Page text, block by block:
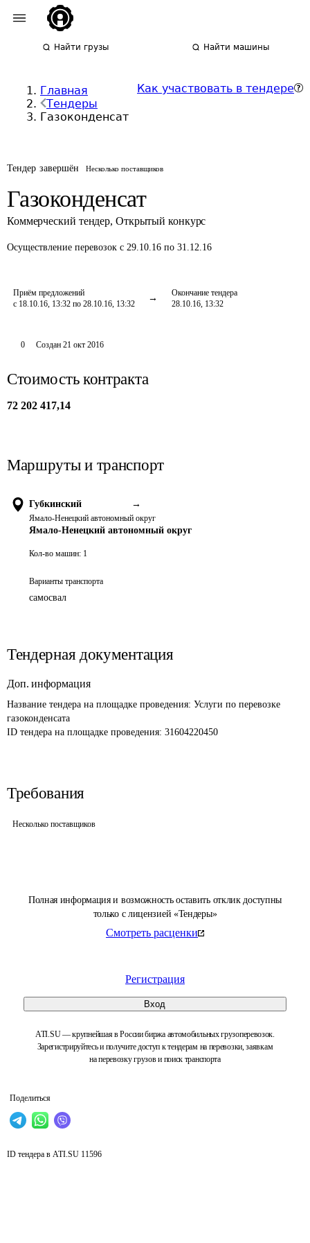
Найти грузы Найти машины
Главная
Тендеры
Газоконденсат
Как участвовать в тендере
Тендер завершён Несколько поставщиков
Газоконденсат
Коммерческий тендер, Открытый конкурс
Осуществление перевозок с 29.10.16 по 31.12.16
Приём предложений
с 18.10.16, 13:32 по 28.10.16, 13:32
Окончание тендера
28.10.16, 13:32
Полная информация и возможность оставить отклик доступны
только с лицензией «Тендеры»
Смотреть расценки
Регистрация
Вход
ATI.SU — крупнейшая в России биржа автомобильных грузоперевозок.
Зарегистрируйтесь и получите доступ к тендерам на перевозки, заявкам
на перевозку грузов и поиск транспорта
Поделиться
0 Создан 21 окт 2016
Стоимость контракта
72 202 417,14
Маршруты и транспорт
Губкинский →
Ямало-Ненецкий автономный округ
Ямало-Ненецкий автономный округ
Кол-во машин: 1
Варианты транспорта
самосвал
Тендерная документация
Доп. информация
Название тендера на площадке проведения: Услуги по перевозке
газоконденсата
ID тендера на площадке проведения: 31604220450
Требования
Несколько поставщиков
ID тендера в ATI.SU 11596